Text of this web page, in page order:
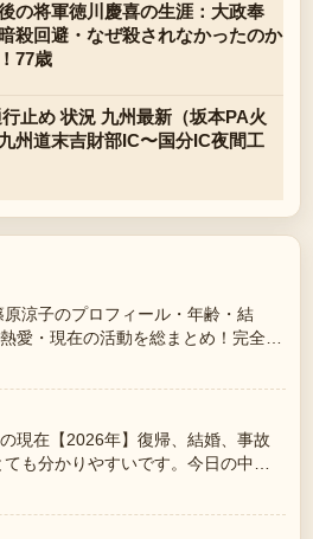
の将軍徳川慶喜の生涯：大政奉
殺回避・なぜ殺されなかったのか
77歳
止め 状況 九州最新（坂本PA火
州道末吉財部IC〜国分IC夜間工
原涼子のプロフィール・年齢・結
愛・現在の活動を総まとめ！完全版
りしていて安心感があります。
現在【2026年】復帰、結婚、事故
も分かりやすいです。今日の中で
す。